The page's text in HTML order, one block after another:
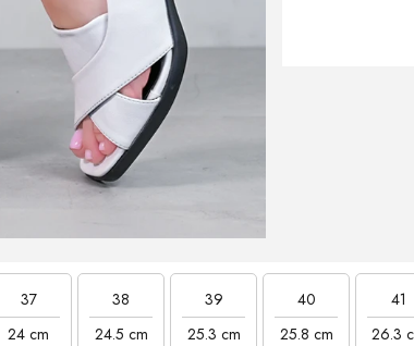
37
24 cm
38
24.5 cm
39
25.3 cm
40
25.8 cm
41
26.3